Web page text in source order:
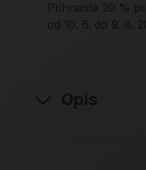
Prihranite 20 %
od 10. 6. do 9. 8.
Opis